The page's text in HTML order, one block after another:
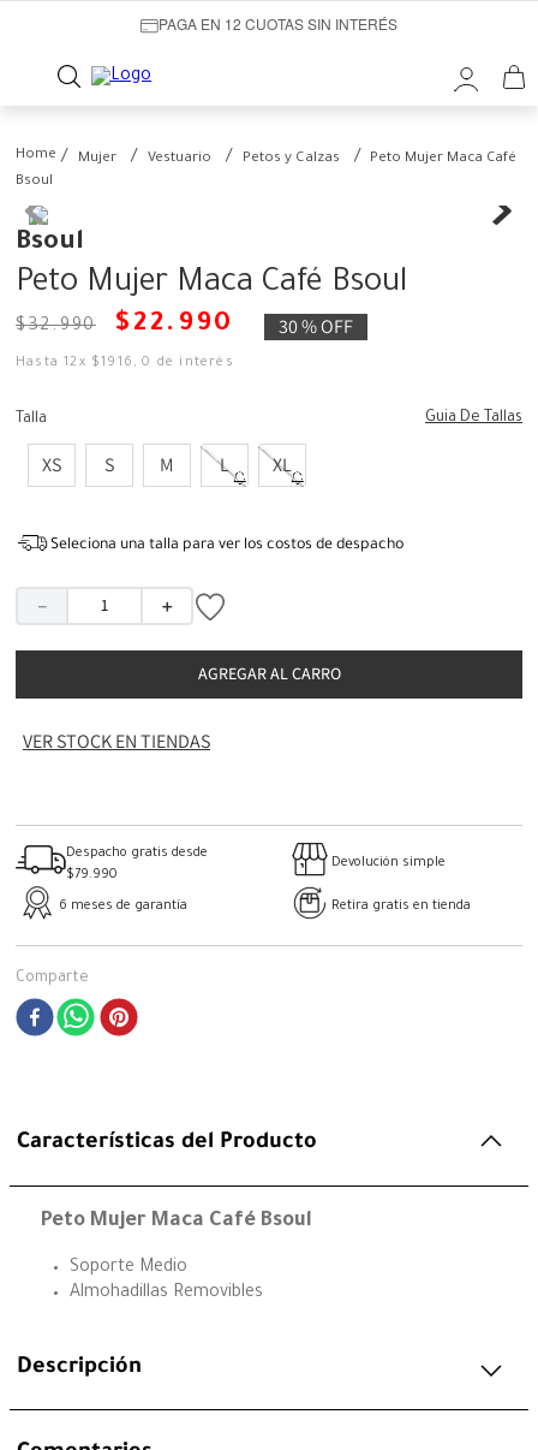
PAGA EN 12 CUOTAS SIN INTERÉS
Mujer Vestuario Petos y Calzas
Peto Mujer Maca Café
Bsoul
Bsoul
Peto Mujer Maca Café Bsoul
$32.990 $ 22. 990 30 %OFF
Hasta12 x $1916 ,0 de interés
Talla Guia De Tallas
XS S M L XL
Seleciona una talla para ver los costos de despacho
＋
－
AGREGAR AL CARRO
VER STOCK EN TIENDAS
Despacho gratis desde
$79.990
Devolución simple
6 meses de garantía Retira gratis en tienda
Comparte
Características del Producto
Peto Mujer Maca Café Bsoul
Soporte Medio
Almohadillas Removibles
Descripción